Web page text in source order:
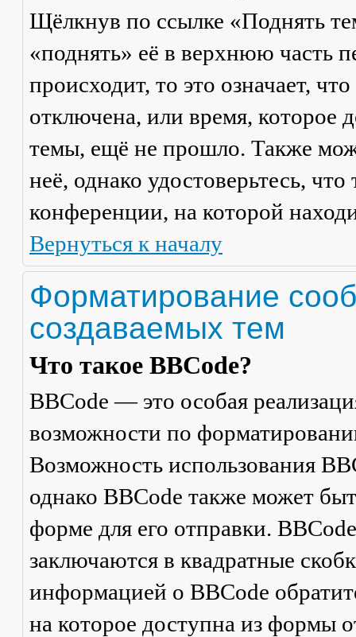
Щёлкнув по ссылке «Поднять
«поднять» её в верхнюю часть
происходит, то это означает,
отключена, или время, которое
темы, ещё не прошло. Также
неё, однако удостоверьтесь,
конференции, на которой
Вернуться к началу
Форматирование
создаваемых тем
Что такое BBCode?
BBCode — это особая
возможности по
Возможность использования
однако BBCode также может
форме для его отправки.
заключаются в квадратные
информацией о BBCode
на которое доступна из формы